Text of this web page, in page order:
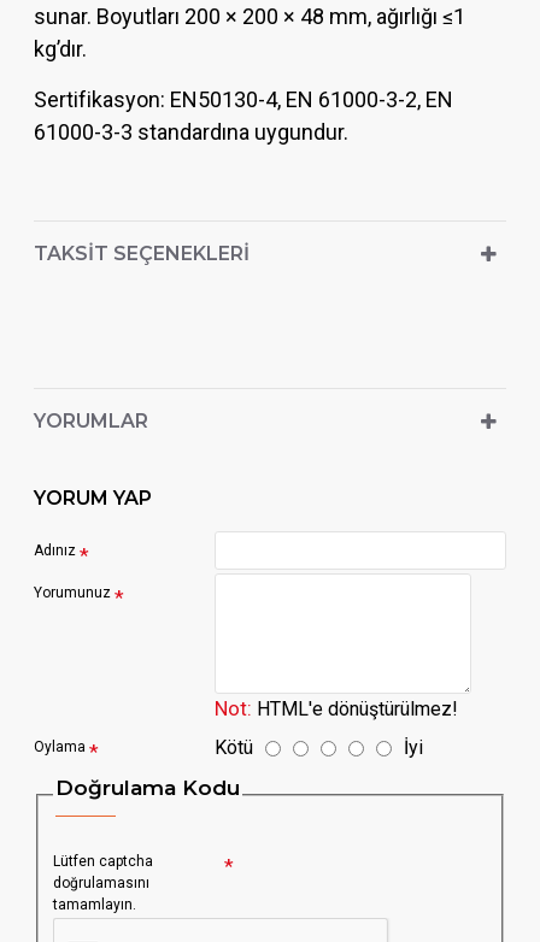
sunar. Boyutları 200 × 200 × 48 mm, ağırlığı ≤1
kg’dır.
Sertifikasyon: EN50130-4, EN 61000-3-2, EN
61000-3-3 standardına uygundur.
TAKSIT SEÇENEKLERI
YORUMLAR
YORUM YAP
Adınız
Yorumunuz
Not: HTML'e dönüştürülmez!
Oylama Kötü İyi
Doğrulama Kodu
Lütfen captcha
doğrulamasını
tamamlayın.